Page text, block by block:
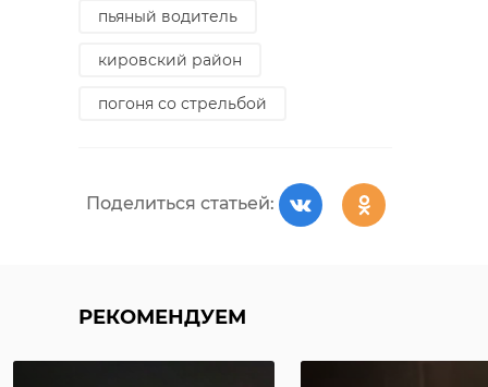
пьяный водитель
кировский район
погоня со стрельбой
Поделиться статьей:
РЕКОМЕНДУЕМ